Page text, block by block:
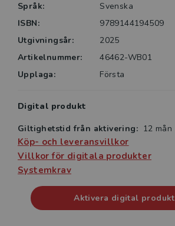
Språk:
Svenska
ISBN:
9789144194509
Utgivningsår:
2025
Artikelnummer:
46462-WB01
Upplaga:
Första
Digital produkt
Giltighetstid från aktivering: 12 mån
Köp- och leveransvillkor
Villkor för digitala produkter
Systemkrav
Aktivera digital produkt